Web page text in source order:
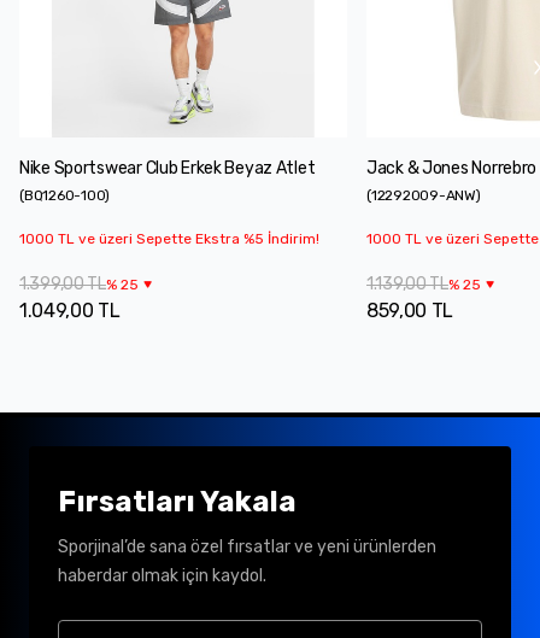
Nike Sportswear Club Erkek Beyaz Atlet
(BQ1260-100)
1000 TL ve üzeri Sepette Ekstra %5 İndirim!
1.399,00 TL% 25
1.049,00 TL
Jack & Jones
(12292009-ANW)
1000 TL ve üzeri
1.139,00 TL% 25
859,00 TL
Fırsatları Yakala
Sporjinal’de sana özel fırsatlar ve yeni ürünlerden
haberdar olmak için kaydol.